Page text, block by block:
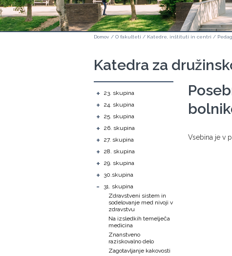
Domov / O fakulteti / Katedre, inštituti in centri /
Katedra za
+ 23. skupina
+ 24. skupina
+ 25. skupina
+ 26. skupina
+ 27. skupina
+ 28. skupina
+ 29. skupina
+ 30.skupina
-
31. skupina
Zdravstveni sistem in
sodelovanje med nivoji v
zdravstvu
Na izsledkih temelječa
medicina
Znanstveno
raziskovalno delo
Zagotavljanje kakovosti
Vsebina je v